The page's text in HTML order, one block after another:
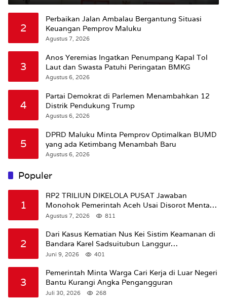
2
Perbaikan Jalan Ambalau Bergantung Situasi
Keuangan Pemprov Maluku
Agustus 7, 2026
3
Anos Yeremias Ingatkan Penumpang Kapal Tol
Laut dan Swasta Patuhi Peringatan BMKG
Agustus 6, 2026
4
Partai Demokrat di Parlemen Menambahkan 12
Distrik Pendukung Trump
Agustus 6, 2026
5
DPRD Maluku Minta Pemprov Optimalkan BUMD
yang ada Ketimbang Menambah Baru
Agustus 6, 2026
Populer
1
RP2 TRILIUN DIKELOLA PUSAT Jawaban
Monohok Pemerintah Aceh Usai Disorot Mentan
Amran Soal Dana Pertanian
Agustus 7, 2026 811
2
Dari Kasus Kematian Nus Kei Sistim Keamanan di
Bandara Karel Sadsuitubun Langgur
Dipertanyakan
Juni 9, 2026 401
3
Pemerintah Minta Warga Cari Kerja di Luar Negeri
Bantu Kurangi Angka Pengangguran
Juli 30, 2026 268